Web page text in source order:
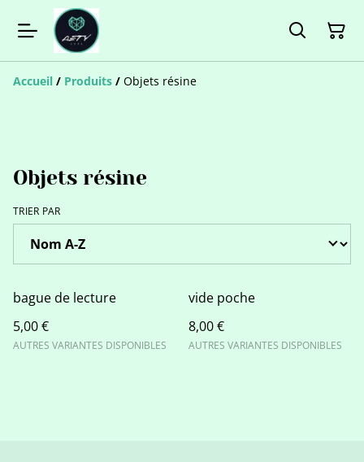
Accueil / Produits / Objets résine
Objets résine
TRIER PAR
bague de lecture
5,00 €
AUTRES VARIANTES DISPONIBLES
vide poche
8,00 €
AUTRES VARIANTES DISPONIBLES